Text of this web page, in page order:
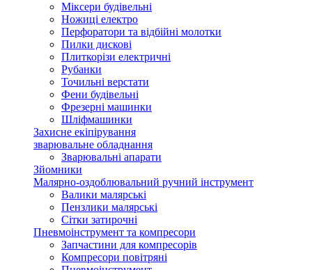
Міксери будівельні
Ножиці електро
Перфоратори та відбійні молотки
Пилки дискові
Плиткорізи електричні
Рубанки
Точильні верстати
Фени будівельні
Фрезерні машинки
Шліфмашинки
Захисне екіпірування
зварювальне обладнання
Зварювальні апарати
Зйомники
Малярно-оздоблювальний ручний інструмент
Валики малярські
Пензлики малярські
Сітки затирочні
Пневмоінструмент та компресори
Запчастини для компресорів
Компресори повітряні